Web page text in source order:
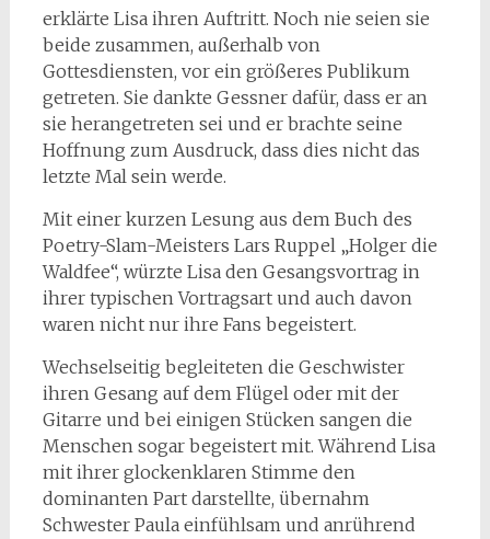
erklärte Lisa ihren Auftritt. Noch nie seien sie
beide zusammen, außerhalb von
Gottesdiensten, vor ein größeres Publikum
getreten. Sie dankte Gessner dafür, dass er an
sie herangetreten sei und er brachte seine
Hoffnung zum Ausdruck, dass dies nicht das
letzte Mal sein werde.
Mit einer kurzen Lesung aus dem Buch des
Poetry-Slam-Meisters Lars Ruppel „Holger die
Waldfee“, würzte Lisa den Gesangsvortrag in
ihrer typischen Vortragsart und auch davon
waren nicht nur ihre Fans begeistert.
Wechselseitig begleiteten die Geschwister
ihren Gesang auf dem Flügel oder mit der
Gitarre und bei einigen Stücken sangen die
Menschen sogar begeistert mit. Während Lisa
mit ihrer glockenklaren Stimme den
dominanten Part darstellte, übernahm
Schwester Paula einfühlsam und anrührend